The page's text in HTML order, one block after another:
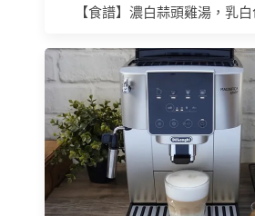
【食譜】濃白蒜頭雞湯，乳